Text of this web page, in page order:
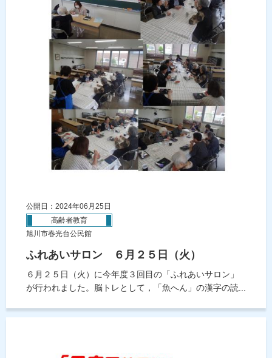
公開日：2024年06月25日
高齢者教育
旭川市春光台公民館
ふれあいサロン ６月２５日（火）
６月２５日（火）に今年度３回目の「ふれあいサロン」
が行われました。脳トレとして，「魚へん」の漢字の読...